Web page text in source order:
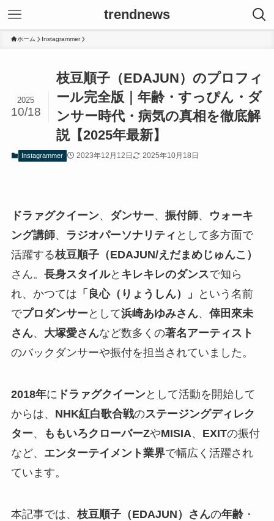
trendnews
ホーム Instagrammer
枝豆順子（EDAJUN）のプロフィ
ール完全版｜年齢・すっぴん・ダ
ンサー時代・病気の真相を徹底解
説【2025年最新】
2025
10/18
Instagrammer 2023年12月12日 2025年10月18日
ドラァグクイーン、 ダンサー、 振付師、
ウォーキ
ング講師、 ラジオパーソナリティ として多方面で
活躍する枝豆順子（EDAJUN/えだまめじゅんこ）
さん。 長身スタイルと キレキレのダンスで知ら
れ、かつては 「良心（りょうしん）」
という名前
でプロダンサー として浜崎あゆみさん、 倖田來未
さん、 大塚愛さんなど数多くの著名アーティスト
のバックダンサーや振付を担当されていました。
2018年に ドラァグクイーンとして活動を開始して
からは、 NHK紅白歌合戦のステージングディレク
ター、 ももいろクローバーZやMISIA、 EXITの振付
など、 エンターテイメント業界で幅広く活躍され
ています。
本記事では、 枝豆順子（EDAJUN）さんの年齢・